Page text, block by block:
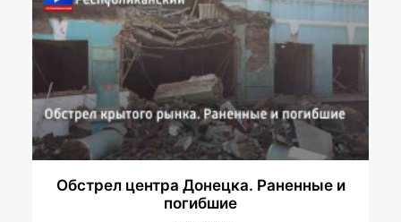
Обстрел центра Донецка. Раненные и
погибшие